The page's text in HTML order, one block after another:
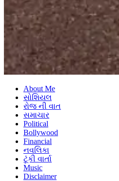
About Me
સોશિયલ
રોજ ની વાત
સમાચાર
Political
Bollywood
Financial
નવલિકા
ટૂંકી વાર્તા
Music
Disclaimer